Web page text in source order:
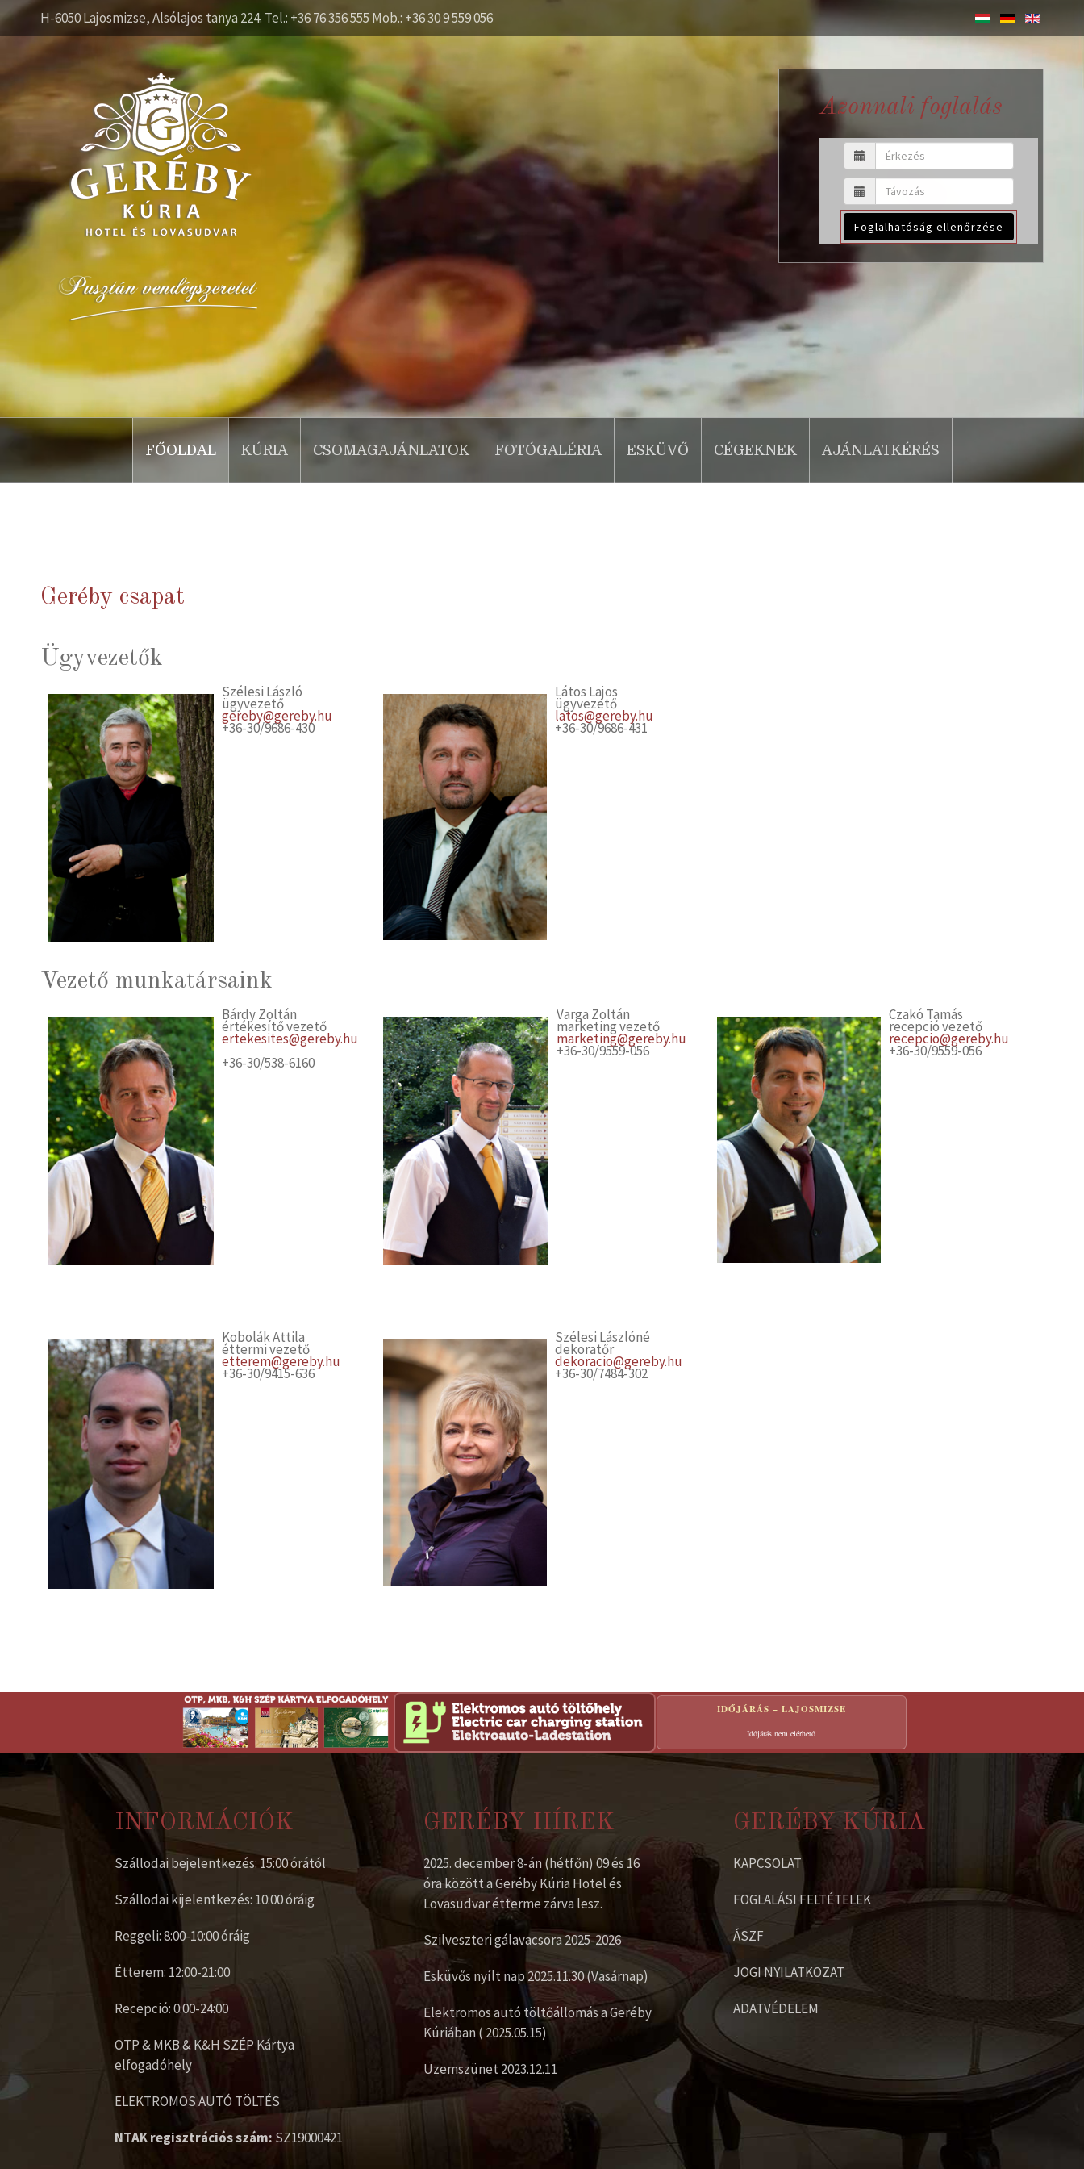
H-6050 Lajosmizse, Alsólajos tanya 224. Tel.: +36 76 356 555 Mob.: +36 30 9 559 056
Azonnali foglalás
Foglalhatóság ellenőrzése
FŐOLDAL KÚRIA CSOMAGAJÁNLATOK FOTÓGALÉRIA ESKÜVŐ CÉGEKNEK AJÁNLATKÉRÉS
Geréby csapat
Ügyvezetők
Szélesi László
ügyvezető
gereby@gereby.hu
+36-30/9686-430
Látos Lajos
ügyvezető
latos@gereby.hu
+36-30/9686-431
Vezető munkatársaink
Bárdy Zoltán
értékesítő vezető
ertekesites@gereby.hu
+36-30/538-6160
Varga Zoltán
marketing vezető
marketing@gereby.hu
+36-30/9559-056
Czakó Tamás
recepció vezető
recepcio@gereby.hu
+36-30/9559-056
Kobolák Attila
éttermi vezető
etterem@gereby.hu
+36-30/9415-636
Szélesi Lászlóné
dekoratőr
dekoracio@gereby.hu
+36-30/7484-302
IDŐJÁRÁS – LAJOSMIZSE
Időjárás nem elérhető
INFORMÁCIÓK
Szállodai bejelentkezés: 15:00 órától
Szállodai kijelentkezés: 10:00 óráig
Reggeli: 8:00-10:00 óráig
Étterem: 12:00-21:00
Recepció: 0:00-24:00
OTP & MKB & K&H SZÉP Kártya
elfogadóhely
ELEKTROMOS AUTÓ TÖLTÉS
NTAK regisztrációs szám: SZ19000421
GERÉBY HÍREK
2025. december 8-án (hétfőn) 09 és 16
óra között a Geréby Kúria Hotel és
Lovasudvar étterme zárva lesz.
Szilveszteri gálavacsora 2025-2026
Esküvős nyílt nap 2025.11.30 (Vasárnap)
Elektromos autó töltőállomás a Geréby
Kúriában ( 2025.05.15)
Üzemszünet 2023.12.11
GERÉBY KÚRIA
KAPCSOLAT
FOGLALÁSI FELTÉTELEK
ÁSZF
JOGI NYILATKOZAT
ADATVÉDELEM